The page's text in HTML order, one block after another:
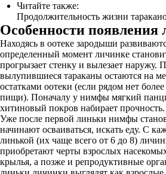
Читайте также:
Продолжительность жизни
Особенности появления
Находясь в оотеке зародыши
определенный момент личинке
прогрызает стенку и вылезает наружу.
вылупившиеся тараканы остаются на
остатками оотеки (если рядом нет
пищи). Поначалу у нимфы мягкий
хитиновый покров набирает прочность.
Уже после первой линьки нимфы
начинают осваиваться, искать еду. С
линькой (их чаще всего от 6 до 8)
приобретают черты взрослых
крылья, а позже и репродуктивные